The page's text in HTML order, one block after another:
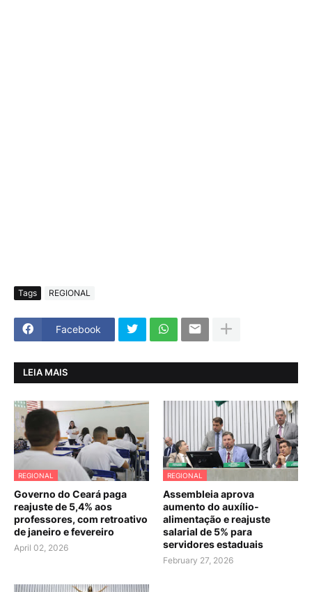
Tags REGIONAL
Facebook
LEIA MAIS
REGIONAL
Governo do Ceará paga
reajuste de 5,4% aos
professores, com retroativo
de janeiro e fevereiro
April 02, 2026
REGIONAL
Assembleia aprova
aumento do auxílio-
alimentação e reajuste
salarial de 5% para
servidores estaduais
February 27, 2026